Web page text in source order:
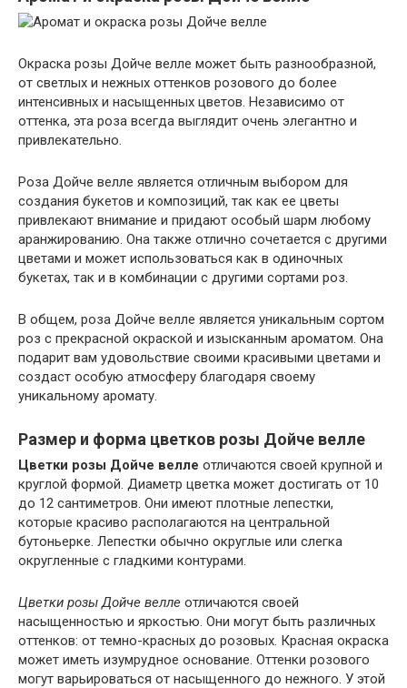
Окраска розы Дойче велле может быть разнообразной,
от светлых и нежных оттенков розового до более
интенсивных и насыщенных цветов. Независимо от
оттенка, эта роза всегда выглядит очень элегантно и
привлекательно.
Роза Дойче велле является отличным выбором для
создания букетов и композиций, так как ее цветы
привлекают внимание и придают особый шарм любому
аранжированию. Она также отлично сочетается с другими
цветами и может использоваться как в одиночных
букетах, так и в комбинации с другими сортами роз.
В общем, роза Дойче велле является уникальным сортом
роз с прекрасной окраской и изысканным ароматом. Она
подарит вам удовольствие своими красивыми цветами и
создаст особую атмосферу благодаря своему
уникальному аромату.
Размер и форма цветков розы Дойче велле
Цветки розы Дойче велле отличаются своей крупной и
круглой формой. Диаметр цветка может достигать от 10
до 12 сантиметров. Они имеют плотные лепестки,
которые красиво располагаются на центральной
бутоньерке. Лепестки обычно округлые или слегка
округленные с гладкими контурами.
Цветки розы Дойче велле отличаются своей
насыщенностью и яркостью. Они могут быть различных
оттенков: от темно-красных до розовых. Красная окраска
может иметь изумрудное основание. Оттенки розового
могут варьироваться от насыщенного до нежного. У этой